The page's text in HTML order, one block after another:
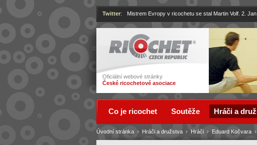
Ricochet
Oficiální webové stránky
České ricochetové asociace
Twitter: Mistrem Evropy v ricochetu se stal Martin Volf. 2.
Úvodní stránka › Hráči a družstva › Hráči › Eduard Kočvara ›
Co je ricochet Soutěže Hráči a